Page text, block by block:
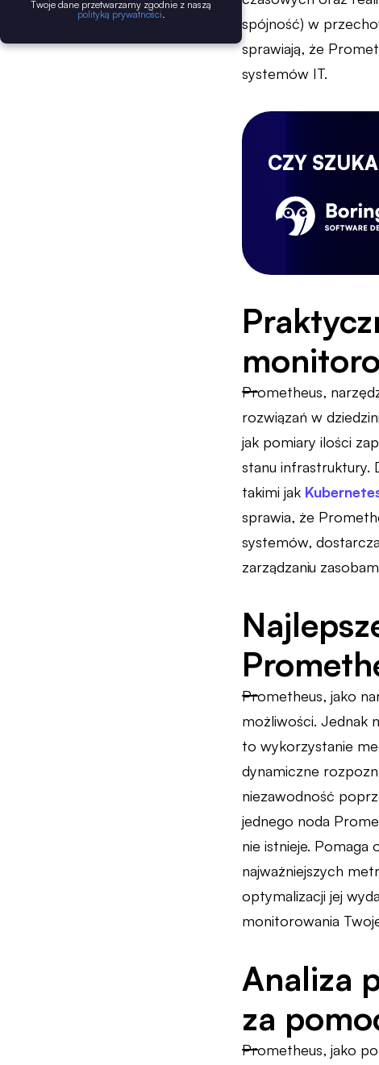
Twoje dane przetwarzamy zgodnie z naszą
polityką prywatności
spójność) w
sprawiają, że
systemów IT.
CZY
Prometheus,
rozwiązań w
jak pomiary ilości
stanu infrastruktury.
takimi jak
sprawia, że
systemów,
zarządzaniu
Prometheus, jako
możliwości. Jednak
to wykorzystanie
dynamiczne
niezawodność
jednego noda
nie istnieje. Pomaga
najważniejszych
optymalizacji jej
monitorowania
Analiza
za
Prometheus, jako